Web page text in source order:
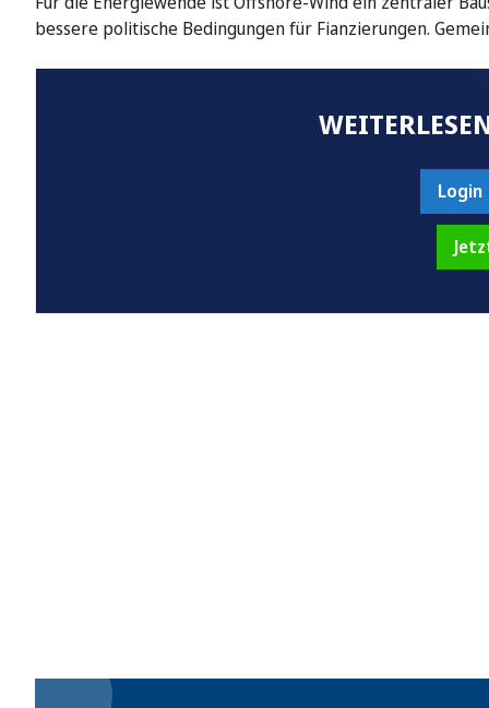
bessere politische Bedingungen für Fianzierungen.
Login